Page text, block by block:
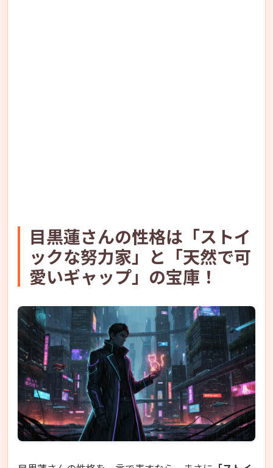
目黒蓮さんの性格は「ストイ
ックな努力家」と「天然で可
愛いギャップ」の宝庫！